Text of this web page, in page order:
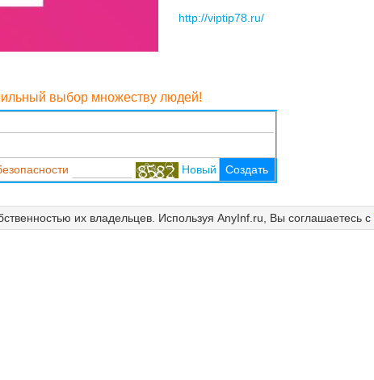
http://viptip78.ru/
выбор множеству людей!
Новый Создать
их владельцев. Используя AnyInf.ru, Вы соглашаетесь с